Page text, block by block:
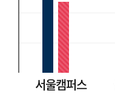
서울캠퍼스